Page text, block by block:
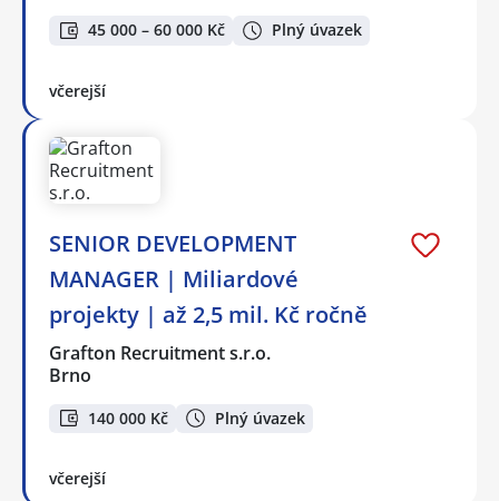
45 000 – 60 000 Kč Plný úvazek
včerejší
SENIOR DEVELOPMENT
MANAGER | Miliardové
projekty | až 2,5 mil. Kč ročně
Grafton Recruitment s.r.o.
Brno
140 000 Kč Plný úvazek
včerejší